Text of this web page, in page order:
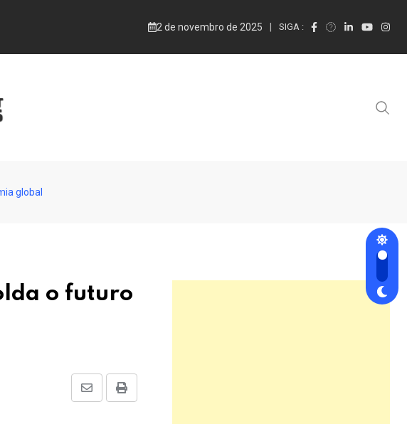
2 de novembro de 2025 SIGA :
global
o futuro
Print
Share